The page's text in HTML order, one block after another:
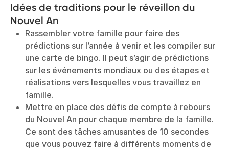
Idées de traditions pour le réveillon du
Nouvel An
Rassembler votre famille pour faire des
prédictions sur l’année à venir et les compiler sur
une carte de bingo. Il peut s’agir de prédictions
sur les événements mondiaux ou des étapes et
réalisations vers lesquelles vous travaillez en
famille.
Mettre en place des défis de compte à rebours
du Nouvel An pour chaque membre de la famille.
Ce sont des tâches amusantes de 10 secondes
que vous pouvez faire à différents moments de